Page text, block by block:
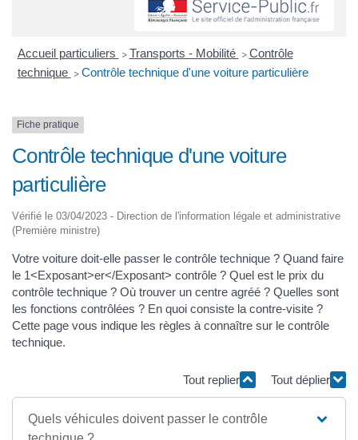
Accueil particuliers > Transports - Mobilité > Contrôle
technique > Contrôle technique d'une voiture particulière
Fiche pratique
Contrôle technique d'une voiture
particulière
Vérifié le 03/04/2023 - Direction de l'information légale et administrative
(Première ministre)
Votre voiture doit-elle passer le contrôle technique ? Quand faire
le 1<Exposant>er</Exposant> contrôle ? Quel est le prix du
contrôle technique ? Où trouver un centre agréé ? Quelles sont
les fonctions contrôlées ? En quoi consiste la contre-visite ?
Cette page vous indique les règles à connaître sur le contrôle
technique.
Tout replier Tout déplier
Quels véhicules doivent passer le contrôle